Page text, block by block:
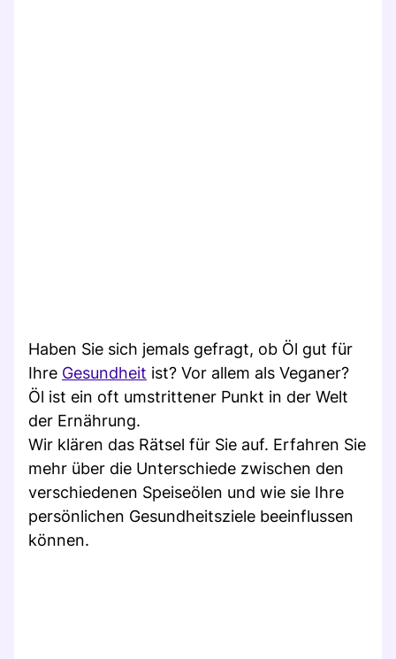
Haben Sie sich jemals gefragt, ob Öl gut für
Ihre Gesundheit ist? Vor allem als Veganer?
Öl ist ein oft umstrittener Punkt in der Welt
der Ernährung.
Wir klären das Rätsel für Sie auf. Erfahren Sie
mehr über die Unterschiede zwischen den
verschiedenen Speiseölen und wie sie Ihre
persönlichen Gesundheitsziele beeinflussen
können.